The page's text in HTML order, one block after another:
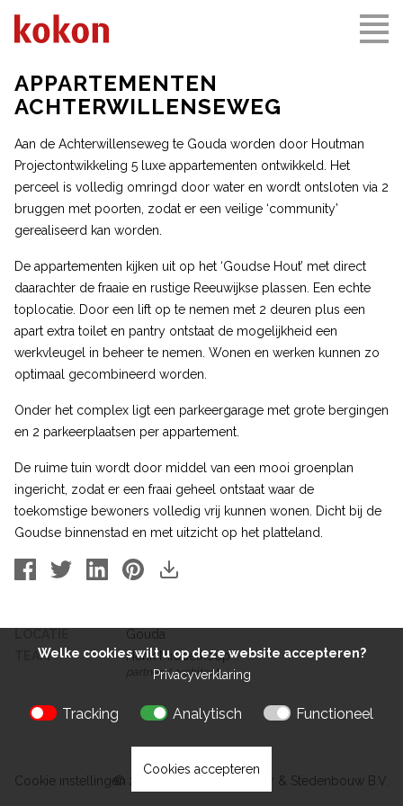
Welke cookies wilt u op deze website accepteren?
Privacyverklaring
Tracking Analytisch Functioneel
Cookies accepteren
APPARTEMENTEN
ACHTERWILLENSEWEG
Aan de Achterwillenseweg te Gouda worden door Houtman
Projectontwikkeling 5 luxe appartementen ontwikkeld. Het
perceel is volledig omringd door water en wordt ontsloten via 2
bruggen met poorten, zodat er een veilige ‘community’
gerealiseerd kan worden.
De appartementen kijken uit op het ‘Goudse Hout’ met direct
daarachter de fraaie en rustige Reeuwijkse plassen. Een echte
toplocatie. Door een lift op te nemen met 2 deuren plus een
apart extra toilet en pantry ontstaat de mogelijkheid een
werkvleugel in beheer te nemen. Wonen en werken kunnen zo
optimaal gecombineerd worden.
Onder het complex ligt een parkeergarage met grote bergingen
en 2 parkeerplaatsen per appartement.
De ruime tuin wordt door middel van een mooi groenplan
ingericht, zodat er een fraai geheel ontstaat waar de
toekomstige bewoners volledig vrij kunnen wonen. Dicht bij de
Goudse binnenstad en met uitzicht op het platteland.
Gouda
TEAM
Henk Middelkoop
partner / architect
Cookie instellingen© 2026 Kokon Architectuur & Stedenbouw B.V.